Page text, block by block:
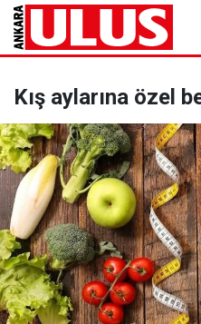
Kış aylarına özel